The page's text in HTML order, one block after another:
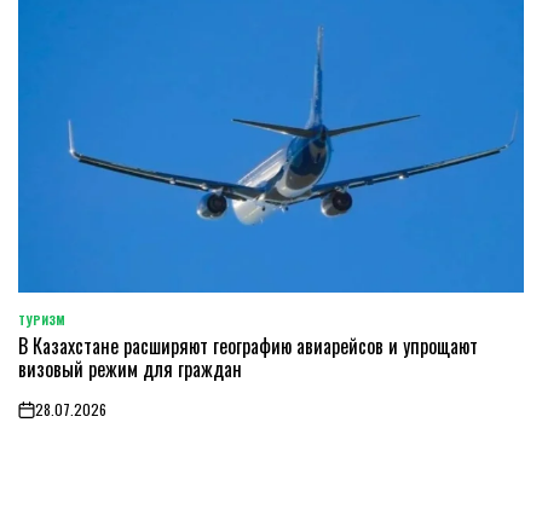
POSTED
IN
ТУРИЗМ
В Казахстане расширяют географию авиарейсов и упрощают
визовый режим для граждан
on28.07.2026